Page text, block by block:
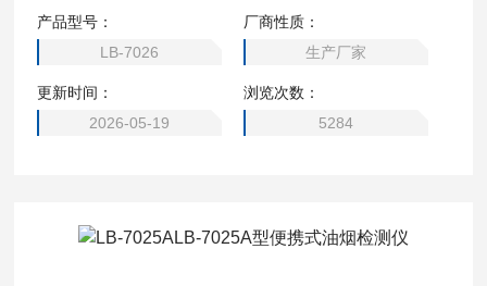
使用检测等。
产品型号：
LB-7026
厂商性质：
生产厂家
更新时间：
2026-05-19
浏览次数：
5284